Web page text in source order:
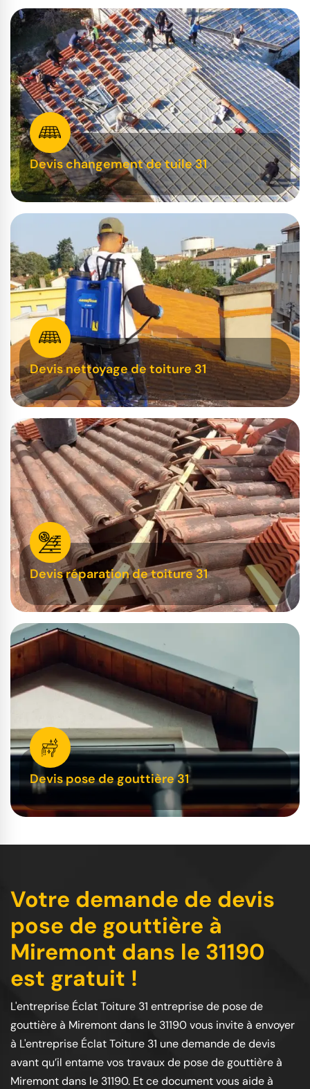
Devis changement de tuile 31
Devis nettoyage de toiture 31
Devis réparation de toiture 31
Devis pose de gouttière 31
Votre demande de devis
pose de gouttière à
Miremont dans le 31190
est gratuit !
L'entreprise Éclat Toiture 31 entreprise de pose de
gouttière à Miremont dans le 31190 vous invite à envoyer
à L'entreprise Éclat Toiture 31 une demande de devis
avant qu’il entame vos travaux de pose de gouttière à
Miremont dans le 31190. Et ce document vous aide à